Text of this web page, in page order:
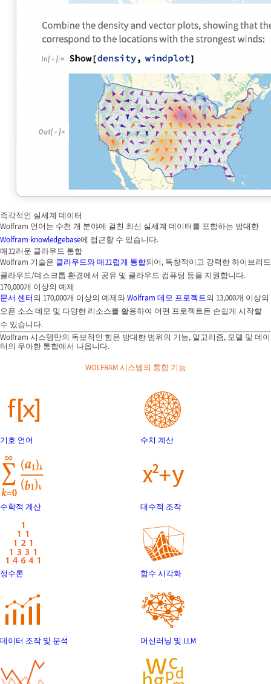
즉각적인 실세계 데이터
Wolfram 언어는 수천 개 분야에 걸친 최신 실세계 데이터를 포함하는 방대한
Wolfram knowledgebase에 접근할 수 있습니다.
매끄러운 클라우드 통합
Wolfram 기술은 클라우드와 매끄럽게 통합되어, 독창적이고 강력한 하이브리드
클라우드/데스크톱 환경에서 공유 및 클라우드 컴퓨팅 등을 지원합니다.
170,000개 이상의 예제
문서 센터의 170,000개 이상의 예제와Wolfram 데모 프로젝트의 13,000개 이상의
오픈 소스 데모 및 다양한 리소스를 활용하여 어떤 프로젝트든 손쉽게 시작할
수 있습니다.
Wolfram 시스템만의 독보적인 힘은 방대한 범위의 기능, 알고리즘, 모델 및 데이
터의 우아한 통합에서 나옵니다.
WOLFRAM 시스템의 통합 기능
기호 언어 수치 계산
수학적 계산 대수적 조작
정수론 함수 시각화
데이터 조작 및 분석 머신러닝 및 LLM